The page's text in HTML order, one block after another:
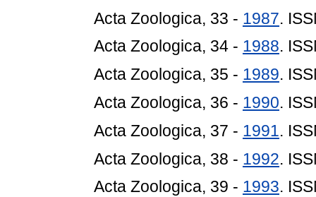
Acta Zoologica, 33 - 1987.
Acta Zoologica, 34 - 1988.
Acta Zoologica, 35 - 1989.
Acta Zoologica, 36 - 1990.
Acta Zoologica, 37 - 1991.
Acta Zoologica, 38 - 1992.
Acta Zoologica, 39 - 1993.